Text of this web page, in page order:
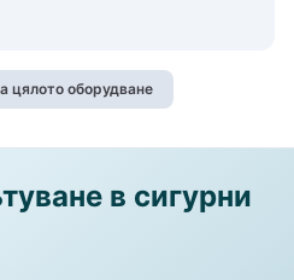
цялото оборудване
в сигурни